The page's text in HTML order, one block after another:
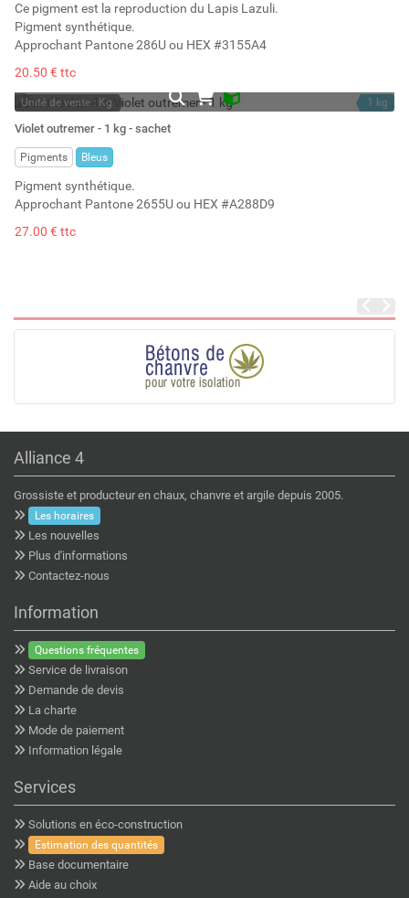
Ce pigment est la reproduction du Lapis Lazuli.
Pigment synthétique.
Approchant Pantone 286U ou HEX #3155A4
20.50 € ttc
Unité de vente : Kg
En stock
Stock : 7
1 kg
Violet outremer - 1 kg - sachet
Pigments Bleus
Pigment synthétique.
Approchant Pantone 2655U ou HEX #A288D9
27.00 € ttc
Alliance 4
Grossiste et producteur en chaux, chanvre et argile depuis 2005.
Les horaires
Les nouvelles
Plus d'informations
Contactez-nous
Information
Questions fréquentes
Service de livraison
Demande de devis
La charte
Mode de paiement
Information légale
Services
Solutions en éco-construction
Estimation des quantités
Base documentaire
Aide au choix